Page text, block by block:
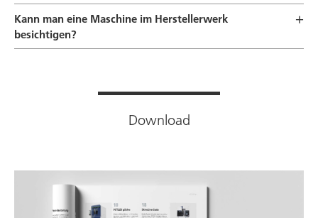
Kann man eine Maschine im Herstellerwerk
besichtigen?
Download